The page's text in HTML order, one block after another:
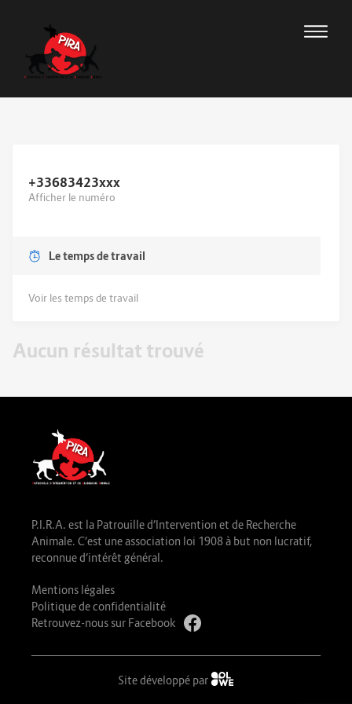
+33683423xxx
Afficher le numéro
Le temps de travail
Voir les temps de travail
Aucun résultat trouvé
P.I.R.A. est la Patrouille d’Intervention et de Recherche
Animale. C’est une association loi 1908 à but non lucratif,
reconnue d’intérêt général.
Mentions légales
Politique de confidentialité
Retrouvez-nous sur Facebook
Site développé par